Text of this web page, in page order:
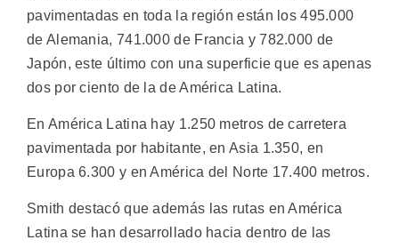
pavimentadas en toda la región están los 495.000
de Alemania, 741.000 de Francia y 782.000 de
Japón, este último con una superficie que es apenas
dos por ciento de la de América Latina.
En América Latina hay 1.250 metros de carretera
pavimentada por habitante, en Asia 1.350, en
Europa 6.300 y en América del Norte 17.400 metros.
Smith destacó que además las rutas en América
Latina se han desarrollado hacia dentro de las